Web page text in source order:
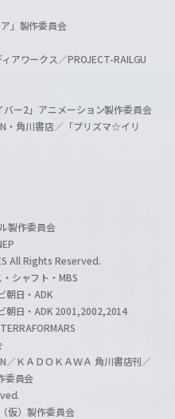
」製作委員会
アワークス／PROJECT-RAILGU
ー2」アニメーション製作委員会
・角川書店／「プリズマ☆イリ
製作委員会
All Rights Reserved.
シャフト・MBS
朝日・ADK
朝日・ADK 2001,2002,2014
ＫＡＤＯＫＡＷＡ 角川書店刊／
委員会
仮）製作委員会